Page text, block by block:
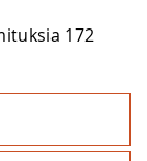
172